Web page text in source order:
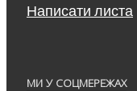
Написати листа
МИ У СОЦМЕРЕЖАХ